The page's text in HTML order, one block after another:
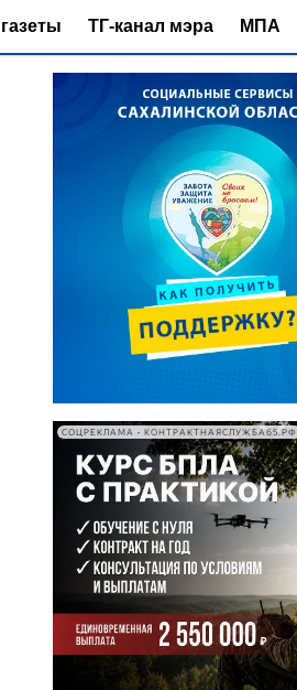
ТГ-канал мэра МПА
СОЦРЕКЛАМА • КОНТРАКТНАЯСЛУЖБА65.РФ